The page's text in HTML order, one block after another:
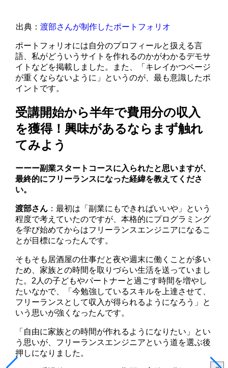
出典： 渡部さんが制作したポートフォリオ
ポートフォリオには自分のプロフィールと扱える言
語、私がどういうサイトを作れるのかがわかるデモサ
イトなどを掲載しました。また、「キレイかつページ
が重くならないように」というのが、最も意識したポ
イントです。
受講開始から半年で費用分の収入
を獲得！興味があるならまず触れ
てみよう
ーーー副業スタートコースに入られたと思いますが、
最終的にフリーランスになった経緯を教えてくださ
い。
渡部さん ：最初は「副業にもできればいいや」という
程度で考えていたのですが、本格的にプログラミング
を学び始めてからはフリーランスエンジニアになるこ
とが目標になったんです。
そもそも居酒屋の仕事だと夜や週末に働くことが多い
ため、家族との時間を取りづらい生活を送っていまし
た。2人の子どもやパートナーと過ごす時間を増やし
たいなかで、「今勉強しているスキルを上達させて、
フリーランスとして収入が得られるようになろう」と
いう思いが強くなったんです。
「自由に家族との時間が作れるようになりたい」とい
う思いが、フリーランスエンジニアという道を選ぶ後
押しになりました。